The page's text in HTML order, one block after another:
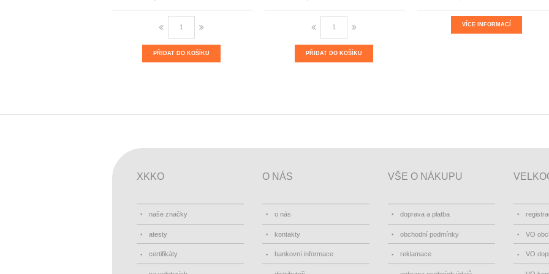
PŘIDAT DO KOŠÍKU PŘIDAT DO KOŠÍKU
VÍCE INFORMACÍ
XKKO
naše značky
atesty
certifikáty
O NÁS
o nás
kontakty
bankovní informace
VŠE O NÁKUPU
doprava a platba
obchodní podmínky
reklamace
VO
VO